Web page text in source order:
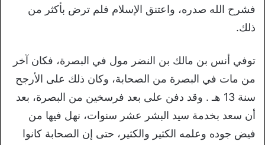
فشرح الله صدره، واعتنق الإسلام فلم ترض بأكثر من
ذلك.
توفي أنس بن مالك بن النضر مول في البصرة، فكان آخر
من مات في البصرة من الصحابة، وكان ذلك على الأرجح
سنة 13 هـ . وقد دفن على بعد فرسخين من البصرة، بعد
أن سعد بخدمة سيد البشر عشر سنوات، نهل فيها من
فيض جوده وعلمه الكثير والكثير، حتى إن الصحابة كانوا